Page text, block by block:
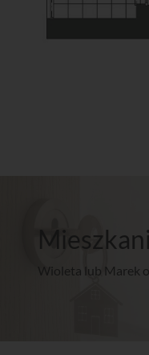
Wioleta lub Marek